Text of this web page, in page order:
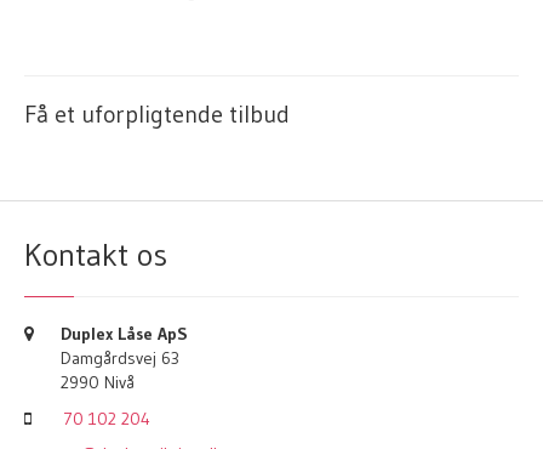
Få et uforpligtende tilbud
Kontakt os
Duplex Låse ApS
Damgårdsvej 63
2990 Nivå
70 102 204